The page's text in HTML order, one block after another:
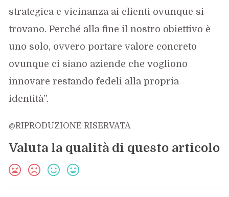
strategica e vicinanza ai clienti ovunque si
trovano. Perché alla fine il nostro obiettivo è
uno solo, ovvero portare valore concreto
ovunque ci siano aziende che vogliono
innovare restando fedeli alla propria
identità”.
@RIPRODUZIONE RISERVATA
Valuta la qualità di questo articolo